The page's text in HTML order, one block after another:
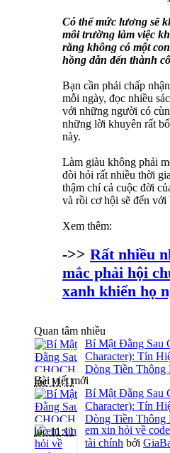
Có thể mức lương sẽ
môi trường làm việc
rằng không có một
hồng dẫn đến thành
Bạn cần phải chấp
mỗi ngày, đọc nhiều
với những người có
những lời khuyên rất
này.
Làm giàu không phải
đòi hỏi rất nhiều thời
thậm chí cả cuộc đời
và rồi cơ hội sẽ đến với
Xem thêm:
->> Rất nhiều
mắc phải hội
xanh khiến họ
Quan tâm nhiều
Bí Mật Đằng Sau
Character): Tín
Dòng Tiền Thông
lúc 11:11
Bài viết mới
Bí Mật Đằng Sau
Character): Tín
Dòng Tiền Thông
lúc 11:11
em xin hỏi về
tài chính bởi